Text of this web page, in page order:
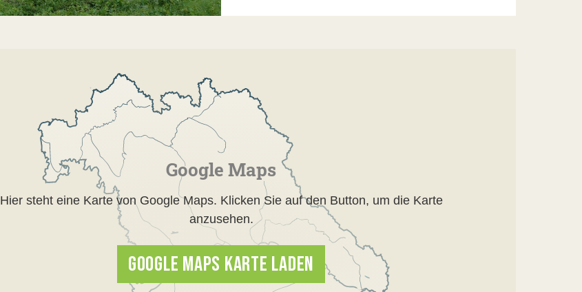
Google Maps
Hier steht eine Karte von Google Maps. Klicken Sie auf den Button, um die Karte
anzusehen.
GOOGLE MAPS KARTE LADEN